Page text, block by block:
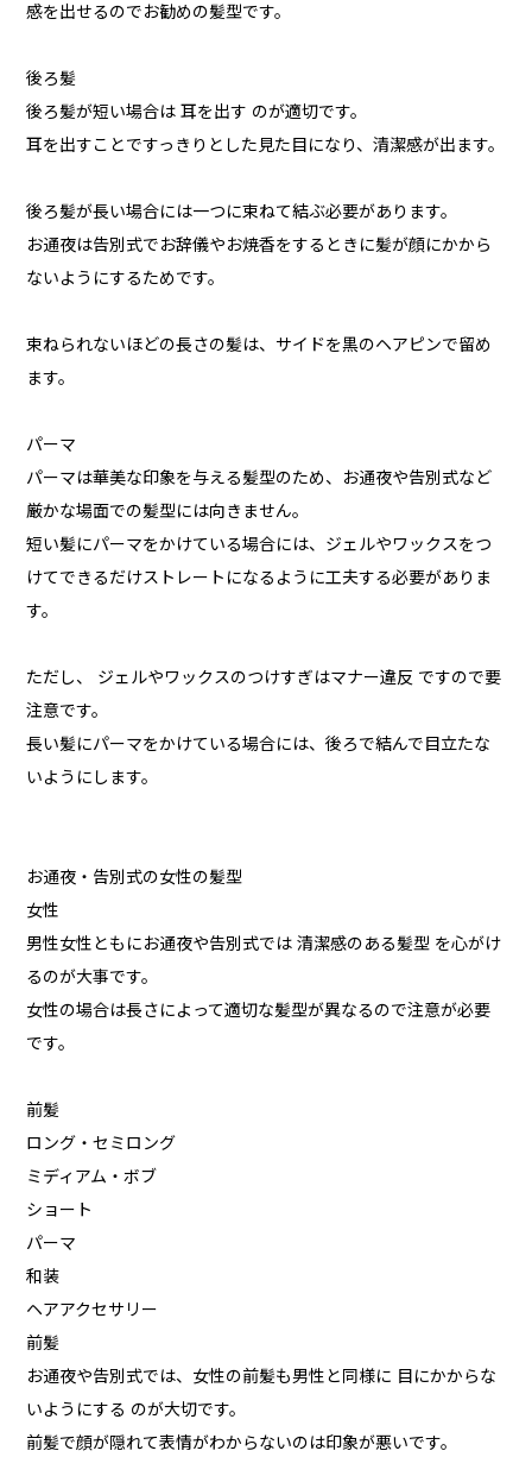
感を出せるのでお勧めの髪型です。
後ろ髪
後ろ髪が短い場合は 耳を出す のが適切です。
耳を出すことですっきりとした見た目になり、清潔感が出ます。
後ろ髪が長い場合には一つに束ねて結ぶ必要があります。
お通夜は告別式でお辞儀やお焼香をするときに髪が顔にかから
ないようにするためです。
束ねられないほどの長さの髪は、サイドを黒のヘアピンで留め
ます。
パーマ
パーマは華美な印象を与える髪型のため、お通夜や告別式など
厳かな場面での髪型には向きません。
短い髪にパーマをかけている場合には、ジェルやワックスをつ
けてできるだけストレートになるように工夫する必要がありま
す。
ただし、 ジェルやワックスのつけすぎはマナー違反 ですので要
注意です。
長い髪にパーマをかけている場合には、後ろで結んで目立たな
いようにします。
お通夜・告別式の女性の髪型
女性
男性女性ともにお通夜や告別式では 清潔感のある髪型 を心がけ
るのが大事です。
女性の場合は長さによって適切な髪型が異なるので注意が必要
です。
前髪
ロング・セミロング
ミディアム・ボブ
ショート
パーマ
和装
ヘアアクセサリー
前髪
お通夜や告別式では、女性の前髪も男性と同様に 目にかからな
いようにする のが大切です。
前髪で顔が隠れて表情がわからないのは印象が悪いです。